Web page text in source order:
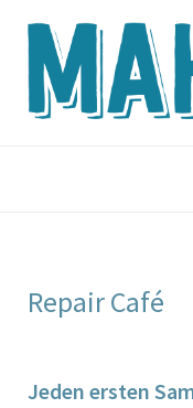
Repair Café
Jeden ersten